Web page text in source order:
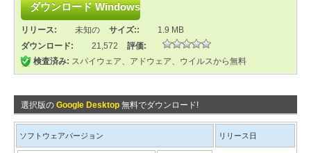
リリース: 未知の サイズ::
1.9 MB
ダウンロード:
21,572
評価:
検査済み: スパイウェア、アドウェア、ウイルスから無料
選択版の Google Desktop 無料でダウンロード!
ソフトウェアバージョン リリース日